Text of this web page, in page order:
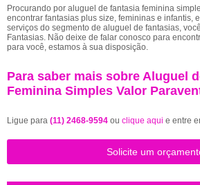
Procurando por aluguel de fantasia feminina
encontrar fantasias plus size, femininas e infantis,
serviços do segmento de aluguel de fantasias,
Fantasias. Não deixe de falar conosco para
para você, estamos à sua disposição.
Para saber mais sobre Aluguel
Feminina Simples Valor
Ligue para (11) 2468-9594 ou clique aqui e entre
Solicite um